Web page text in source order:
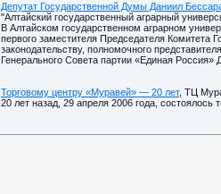
Депутат Государственной Думы Даниил
"Алтайский государственный аграрный
В Алтайском государственном аграрном
первого заместителя Председателя Комитета
законодательству, полномочного
Генерального Совета партии «Единая
Торговому центру «Муравей» — 20 лет, ТЦ
20 лет назад, 29 апреля 2006 года, состоялось